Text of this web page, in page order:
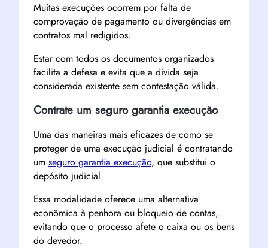
Muitas execuções ocorrem por falta de
comprovação de pagamento ou divergências em
contratos mal redigidos.
Estar com todos os documentos organizados
facilita a defesa e evita que a dívida seja
considerada existente sem contestação válida.
Contrate um seguro garantia execução
Uma das maneiras mais eficazes de como se
proteger de uma execução judicial é contratando
um seguro garantia execução, que substitui o
depósito judicial.
Essa modalidade oferece uma alternativa
econômica à penhora ou bloqueio de contas,
evitando que o processo afete o caixa ou os bens
do devedor.